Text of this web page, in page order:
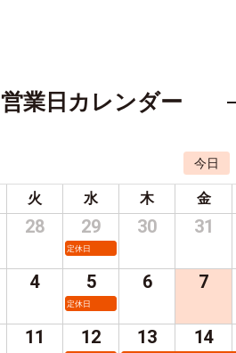
営業日カレンダー
今日
火 水 木 金
28 29
定休日
30 31
4 5
定休日
6 7
11 12 13 14